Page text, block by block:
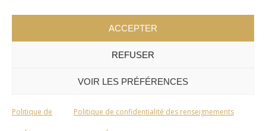
ACCEPTER
REFUSER
VOIR LES PRÉFÉRENCES
Politique de Politique de confidentialité des renseignements
© 2024 Cercle Kaizen. Tous droits réservés -